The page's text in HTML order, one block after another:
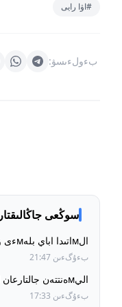
#اۋا رايى
بءولءىسۋ:
سوڭعى جاڭالىقتار
الмاتىدا اباي بلەмءى ۇلىقتالدى
بءۇگءىن 21:47
اليмەنتتەن جالتارعان الмاتىلىق بكە سوتتالدى
بءۇگءىن 17:33